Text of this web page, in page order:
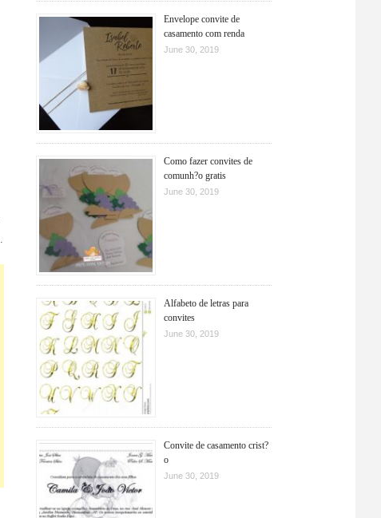
Envelope convite de
casamento com renda
June 30, 2019
Como fazer convites de
comunh?o gratis
June 30, 2019
Alfabeto de letras para
convites
June 30, 2019
Convite de casamento crist?
o
June 30, 2019